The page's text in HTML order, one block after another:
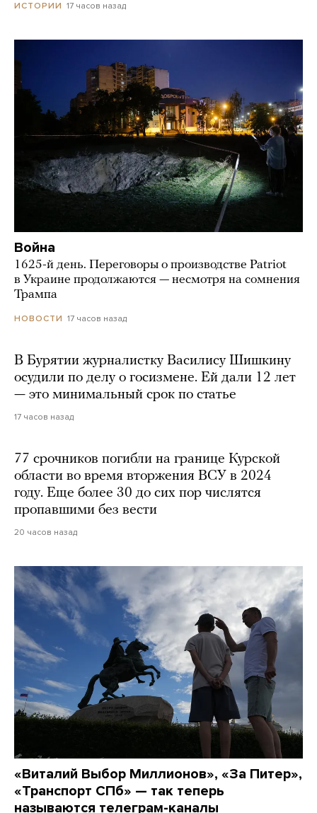
ИСТОРИИ 17 часов назад
Война
1625-й день. Переговоры о производстве Patriot
в Украине продолжаются — несмотря на сомнения
Трампа
НОВОСТИ 17 часов назад
В Бурятии журналистку Василису Шишкину
осудили по делу о госизмене. Ей дали 12 лет
— это минимальный срок по статье
17 часов назад
77 срочников погибли на границе Курской
области во время вторжения ВСУ в 2024
году. Еще более 30 до сих пор числятся
пропавшими без вести
20 часов назад
«Виталий Выбор Миллионов», «За Питер»,
«Транспорт СПб» — так теперь
называются телеграм-каналы